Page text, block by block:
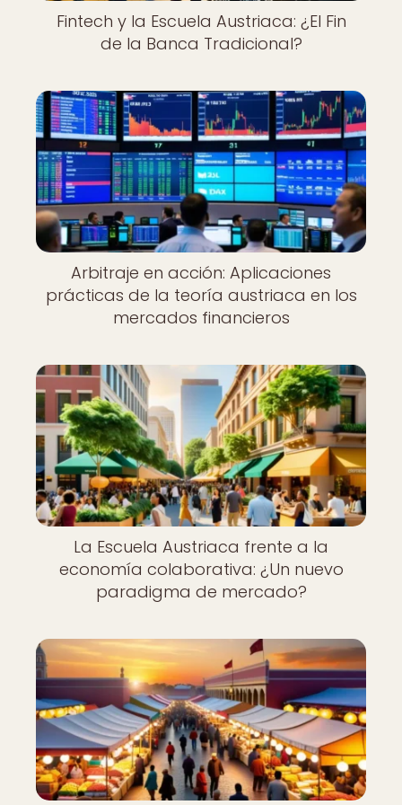
Fintech y la Escuela Austriaca: ¿El Fin
de la Banca Tradicional?
Arbitraje en acción: Aplicaciones
prácticas de la teoría austriaca en los
mercados financieros
La Escuela Austriaca frente a la
economía colaborativa: ¿Un nuevo
paradigma de mercado?